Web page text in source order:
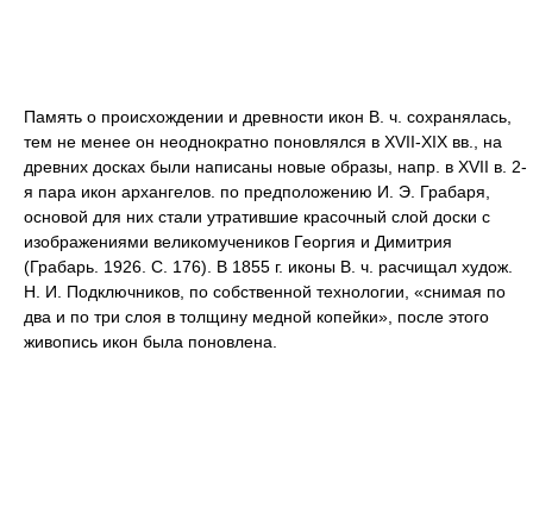
Память о происхождении и древности икон В. ч. сохранялась,
тем не менее он неоднократно поновлялся в XVII-XIX вв., на
древних досках были написаны новые образы, напр. в XVII в. 2-
я пара икон архангелов. по предположению И. Э. Грабаря,
основой для них стали утратившие красочный слой доски с
изображениями великомучеников Георгия и Димитрия
(Грабарь. 1926. С. 176). В 1855 г. иконы В. ч. расчищал худож.
Н. И. Подключников, по собственной технологии, «снимая по
два и по три слоя в толщину медной копейки», после этого
живопись икон была поновлена.